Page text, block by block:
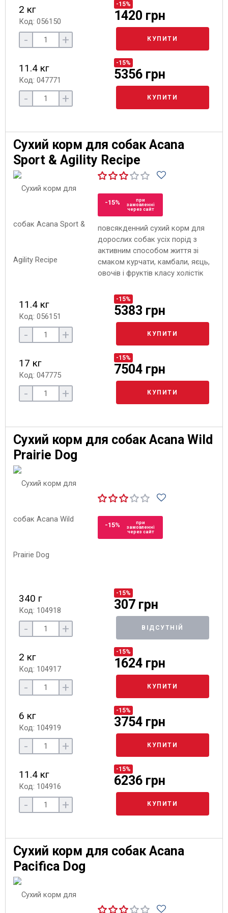
2 кг
Код: 056150
-15%
1420 грн
- + КУПИТИ
11.4 кг
Код: 047771
-15%
5356 грн
- + КУПИТИ
Сухий корм для собак Acana
Sport & Agility Recipe
-15%
при
замовленні
через сайт
повсякденний сухий корм для
дорослих собак усіх порід з
активним способом життя зі
смаком курчати, камбали, яєць,
овочів і фруктів класу холістік
11.4 кг
Код: 056151
-15%
5383 грн
- + КУПИТИ
17 кг
Код: 047775
-15%
7504 грн
- + КУПИТИ
Сухий корм для собак Acana Wild
Prairie Dog
-15%
при
замовленні
через сайт
340 г
Код: 104918
-15%
307 грн
- + ВІДСУТНІЙ
2 кг
Код: 104917
-15%
1624 грн
- + КУПИТИ
6 кг
Код: 104919
-15%
3754 грн
- + КУПИТИ
11.4 кг
Код: 104916
-15%
6236 грн
- + КУПИТИ
Сухий корм для собак Acana
Pacifica Dog